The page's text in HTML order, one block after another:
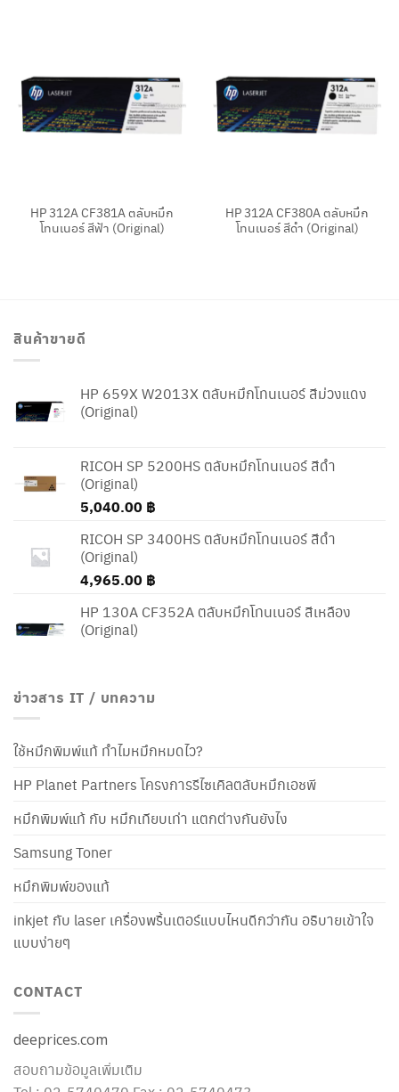
HP 312A CF381A ตลับหมึก
โทนเนอร์ สีฟ้า (Original)
HP 312A CF380A ตลับหมึก
โทนเนอร์ สีดำ (Original)
สินค้าขายดี
HP 659X W2013X ตลับหมึกโทนเนอร์ สีม่วงแดง
(Original)
RICOH SP 5200HS ตลับหมึกโทนเนอร์ สีดำ
(Original)
5,040.00 ฿
RICOH SP 3400HS ตลับหมึกโทนเนอร์ สีดำ
(Original)
4,965.00 ฿
HP 130A CF352A ตลับหมึกโทนเนอร์ สีเหลือง
(Original)
ข่าวสาร IT / บทความ
ใช้หมึกพิมพ์แท้ ทำไมหมึกหมดไว?
HP Planet Partners โครงการรีไซเคิลตลับหมึกเอชพี
หมึกพิมพ์แท้ กับ หมึกเทียบเท่า แตกต่างกันยังไง
Samsung Toner
หมึกพิมพ์ของแท้
inkjet กับ laser เครื่องพริ้นเตอร์แบบไหนดีกว่ากัน อธิบายเข้าใจ
แบบง่ายๆ
CONTACT
deeprices.com
สอบถามข้อมูลเพิ่มเติม